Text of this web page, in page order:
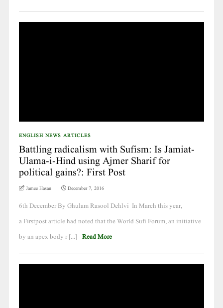
ENGLISH NEWS ARTICLES
Battling radicalism with Sufism: Is Jamiat-
Ulama-i-Hind using Ajmer Sharif for
political gains?: First Post
Jamee Hasan December 7, 2016
6th December By Ghulam Rasool Dehlvi In March this year,
a Firstpost article had noted that the World Sufi Forum, an initiative
by an apex body r [...] Read More